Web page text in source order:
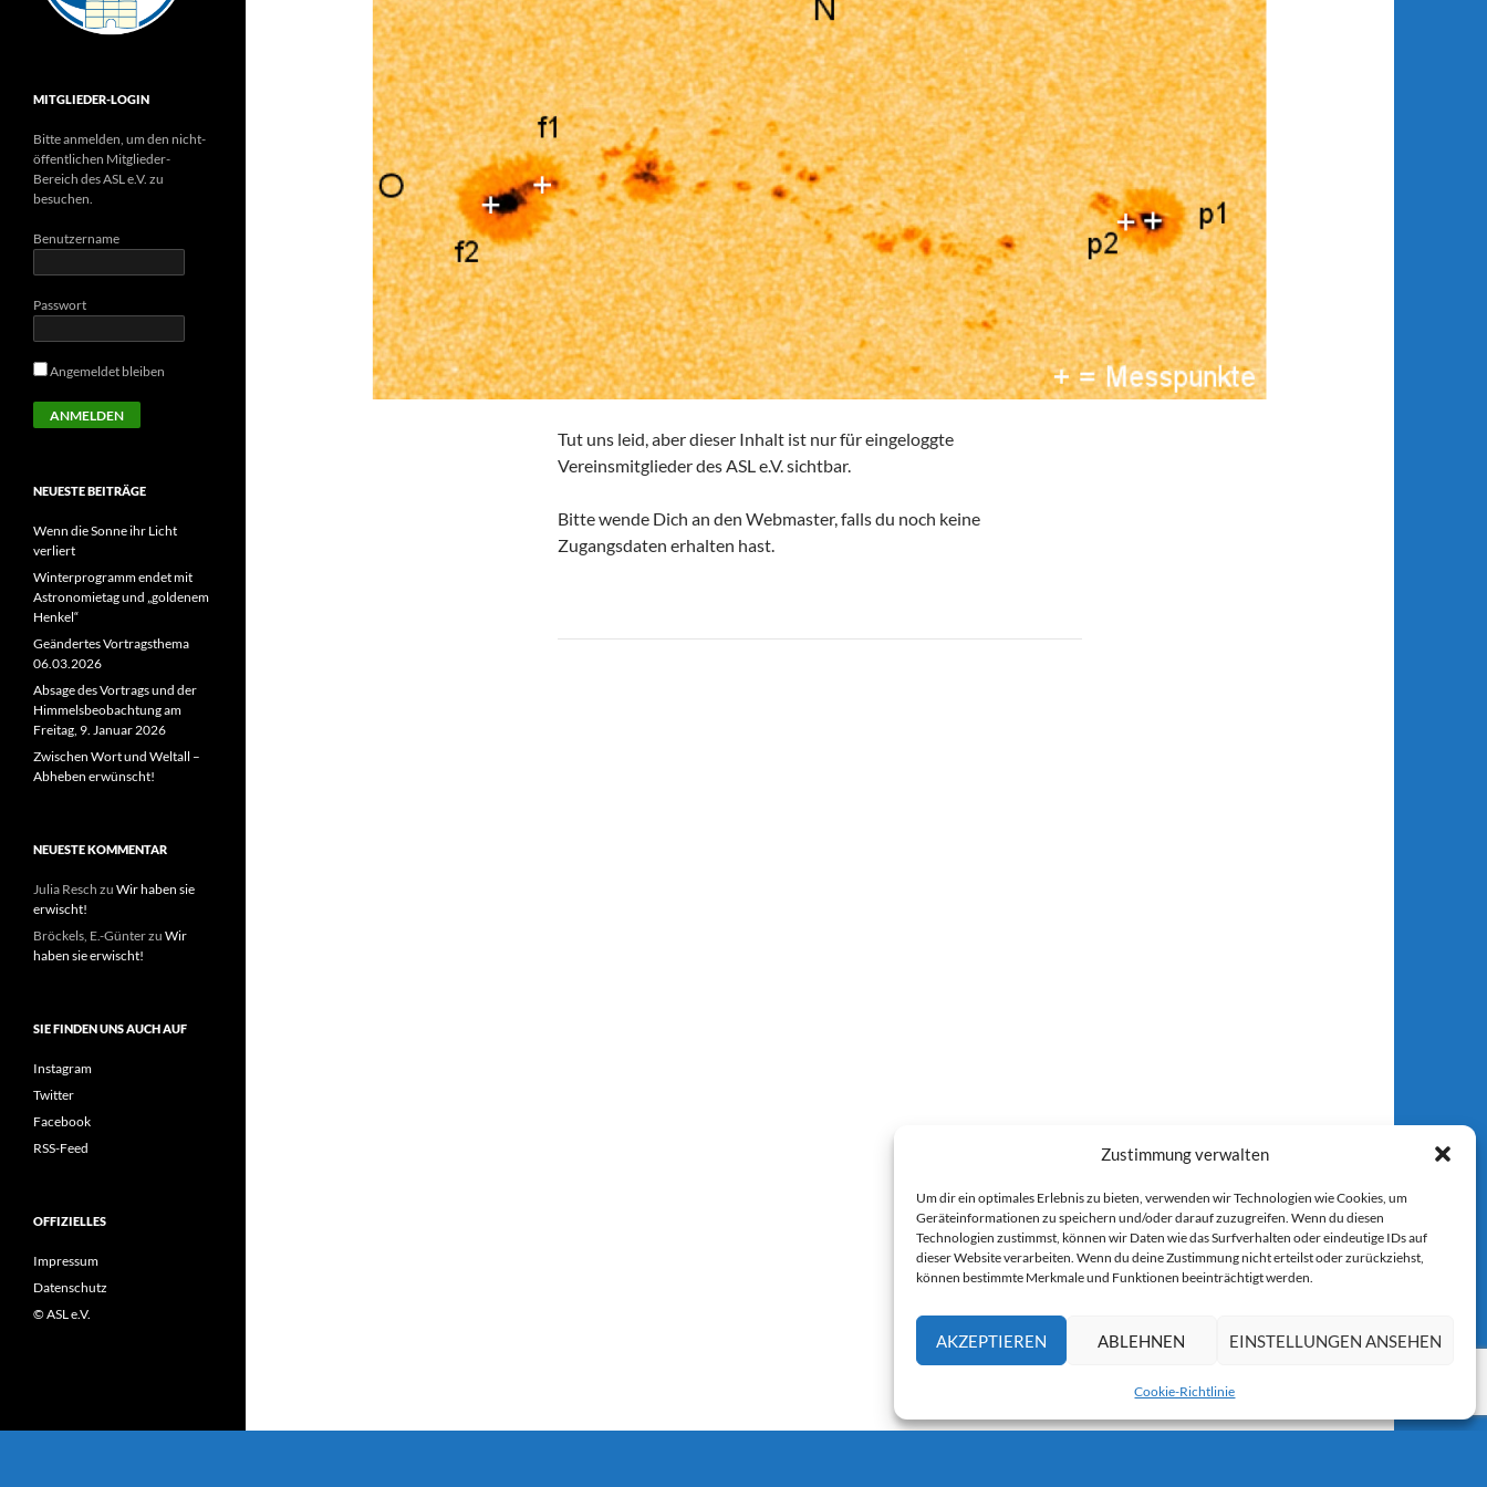
Zustimmung verwalten
Um dir ein optimales Erlebnis zu bieten, verwenden wir Technologien wie Cookies, um
Geräteinformationen zu speichern und/oder darauf zuzugreifen. Wenn du diesen
Technologien zustimmst, können wir Daten wie das Surfverhalten oder eindeutige IDs auf
dieser Website verarbeiten. Wenn du deine Zustimmung nicht erteilst oder zurückziehst,
können bestimmte Merkmale und Funktionen beeinträchtigt werden.
AKZEPTIEREN ABLEHNEN EINSTELLUNGEN ANSEHEN
Cookie-Richtlinie
Tut uns leid, aber dieser Inhalt ist nur für eingeloggte
Vereinsmitglieder des ASL e.V. sichtbar.
Bitte wende Dich an den Webmaster, falls du noch keine
Zugangsdaten erhalten hast.
MITGLIEDER-LOGIN
Bitte anmelden, um den nicht-
öffentlichen Mitglieder-
Bereich des ASL e.V. zu
besuchen.
Benutzername
Passwort
Angemeldet bleiben
NEUESTE BEITRÄGE
Wenn die Sonne ihr Licht
verliert
Winterprogramm endet mit
Astronomietag und „goldenem
Henkel“
Geändertes Vortragsthema
06.03.2026
Absage des Vortrags und der
Himmelsbeobachtung am
Freitag, 9. Januar 2026
Zwischen Wort und Weltall –
Abheben erwünscht!
NEUESTE KOMMENTAR
Julia Resch zu Wir haben sie
erwischt!
Bröckels, E.-Günterzu Wir
haben sie erwischt!
SIE FINDEN UNS AUCH AUF
Instagram
Twitter
Facebook
RSS-Feed
OFFIZIELLES
Impressum
Datenschutz
© ASL e.V.